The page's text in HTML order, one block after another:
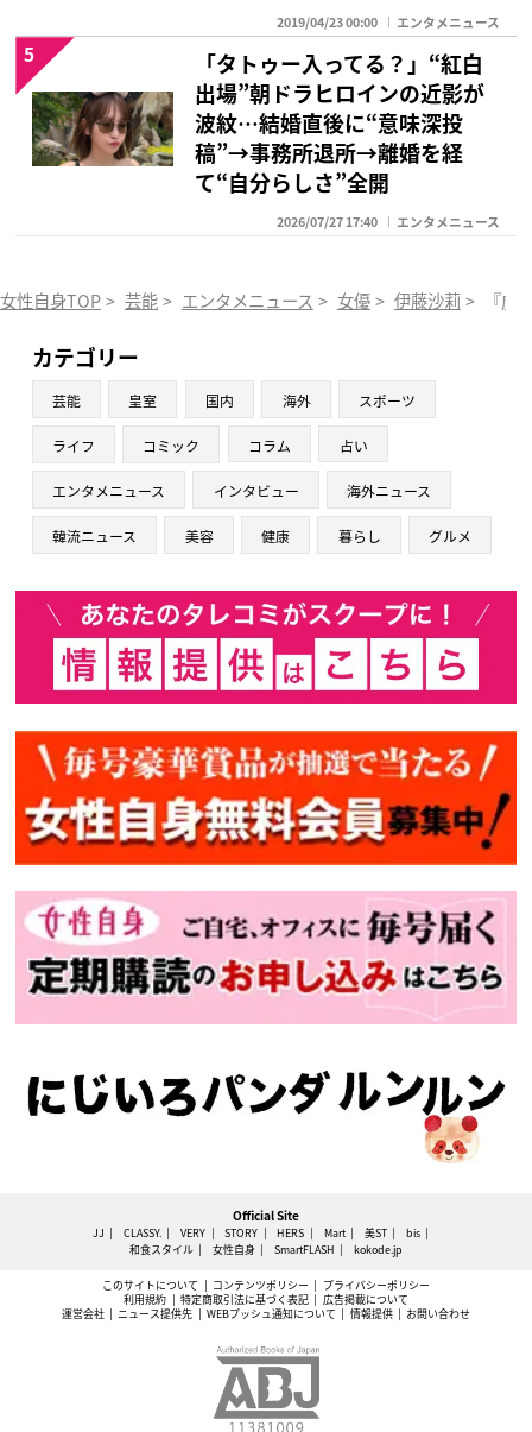
2019/04/23 00:00 エンタメニュース
「タトゥー入ってる？」“紅白
出場”朝ドラヒロインの近影が
波紋…結婚直後に“意味深投
稿”→事務所退所→離婚を経
て“自分らしさ”全開
2026/07/27 17:40 エンタメニュース
5
女性自身TOP > 芸能 > エンタメニュース > 女優 > 伊藤沙莉 > 『虎
カテゴリー
芸能 皇室 国内 海外 スポーツ
ライフ コミック コラム 占い
エンタメニュース インタビュー 海外ニュース
韓流ニュース 美容 健康 暮らし グルメ
Official Site
JJ CLASSY. VERY STORY HERS Mart 美ST
bis
和食スタイル
女性自身 SmartFLASH kokode.jp
このサイトについて コンテンツポリシー
プライバシーポリシー
利用規約
特定商取引法に基づく表記
広告掲載について
運営会社
ニュース提供先 WEBプッシュ通知について 情報提供 お問い合わせ